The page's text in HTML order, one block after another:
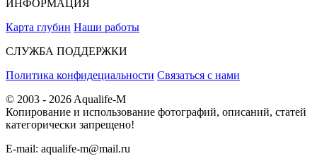
ИНФОРМАЦИЯ
Карта глубин Наши работы
СЛУЖБА ПОДДЕРЖКИ
Политика конфидециальности Связаться с нами
© 2003 - 2026 Aqualife-M
Копирование и использование фотографий, описаний, статей
категорически запрещено!
E-mail: aqualife-m@mail.ru